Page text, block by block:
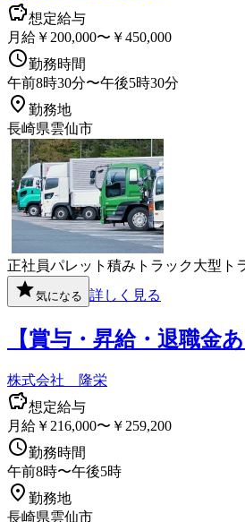
想定給与
月給￥200,000〜￥450,000
勤務時間
午前8時30分〜午後5時30分
勤務地
長崎県雲仙市
正社員パレット積み トラック大型ト
気になる 詳しく見る
【賞与・昇給・退職金
株式会社 隆栄
想定給与
月給￥216,000〜￥259,200
勤務時間
午前8時〜午後5時
勤務地
長崎県雲仙市